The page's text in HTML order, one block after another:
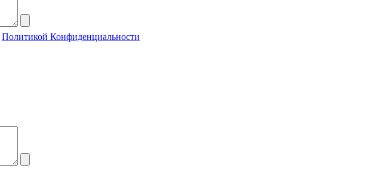
Политикой Конфиденциальности